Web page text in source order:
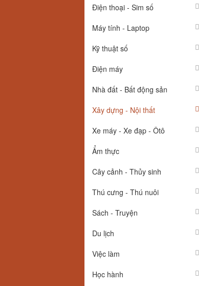
Điện thoại - Sim số
Máy tính - Laptop
Kỹ thuật số
Điện máy
Nhà đất - Bất động sản
Xây dựng - Nội thất
Xe máy - Xe đạp - Ôtô
Ẩm thực
Cây cảnh - Thủy sinh
Thú cưng - Thú nuôi
Sách - Truyện
Du lịch
Việc làm
Học hành